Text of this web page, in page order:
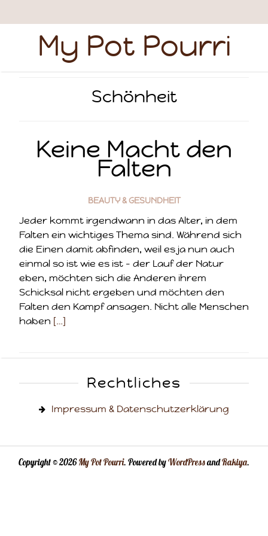
My Pot Pourri
Schönheit
Keine Macht den
Falten
BEAUTY & GESUNDHEIT
Jeder kommt irgendwann in das Alter, in dem
Falten ein wichtiges Thema sind. Während sich
die Einen damit abfinden, weil es ja nun auch
einmal so ist wie es ist – der Lauf der Natur
eben, möchten sich die Anderen ihrem
Schicksal nicht ergeben und möchten den
Falten den Kampf ansagen. Nicht alle Menschen
haben […]
Rechtliches
Impressum & Datenschutzerklärung
Copyright © 2026My Pot Pourri. Powered byWordPressandRakiya.